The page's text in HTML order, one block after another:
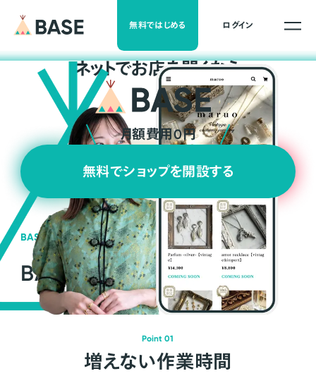
無料ではじめる ログイン
ネットでお店を開くなら
月額費用0円
無料でショップを開設する
BASEの強み
BASEが強い3つの理由
Point 01
増えない作業時間